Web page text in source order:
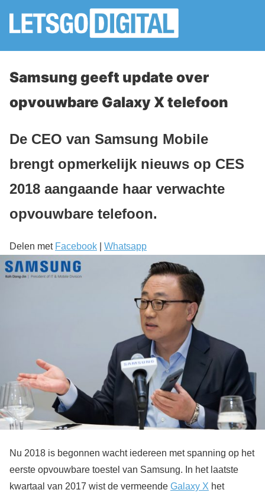
Samsung geeft update over
opvouwbare Galaxy X telefoon
De CEO van Samsung Mobile
brengt opmerkelijk nieuws op CES
2018 aangaande haar verwachte
opvouwbare telefoon.
Delen met Facebook Whatsapp
Nu 2018 is begonnen wacht iedereen met spanning op het
eerste opvouwbare toestel van Samsung. In het laatste
kwartaal van 2017 wist de vermeende Galaxy X het